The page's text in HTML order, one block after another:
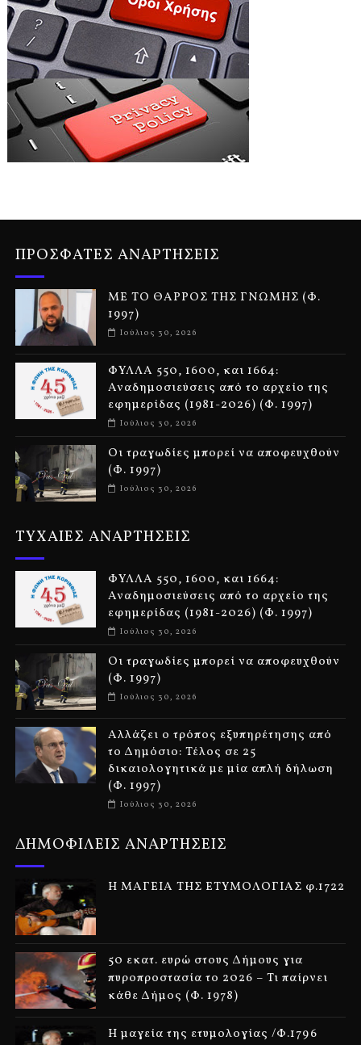
ΠΡΟΣΦΑΤΕΣ ΑΝΑΡΤΗΣΕΙΣ
ΜΕ ΤΟ ΘΑΡΡΟΣ ΤΗΣ ΓΝΩΜΗΣ (Φ.
1997)
Ιούλιος 30, 2026
ΦΥΛΛΑ 550, 1600, και 1664:
Αναδημοσιεύσεις από το αρχείο της
εφημερίδας (1981-2026) (Φ. 1997)
Ιούλιος 30, 2026
Οι τραγωδίες μπορεί να αποφευχθούν
(Φ. 1997)
Ιούλιος 30, 2026
ΤΥΧΑΙΕΣ ΑΝΑΡΤΗΣΕΙΣ
ΦΥΛΛΑ 550, 1600, και 1664:
Αναδημοσιεύσεις από το αρχείο της
εφημερίδας (1981-2026) (Φ. 1997)
Ιούλιος 30, 2026
Οι τραγωδίες μπορεί να αποφευχθούν
(Φ. 1997)
Ιούλιος 30, 2026
Αλλάζει ο τρόπος εξυπηρέτησης από
το Δημόσιο: Τέλος σε 25
δικαιολογητικά με μία απλή δήλωση
(Φ. 1997)
Ιούλιος 30, 2026
ΔΗΜΟΦΙΛΕΙΣ ΑΝΑΡΤΗΣΕΙΣ
Η ΜΑΓΕΙΑ ΤΗΣ ΕΤΥΜΟΛΟΓΙΑΣ φ.1722
50 εκατ. ευρώ στους Δήμους για
πυροπροστασία το 2026 – Τι παίρνει
κάθε Δήμος (Φ. 1978)
Η μαγεία της ετυμολογίας /Φ.1796